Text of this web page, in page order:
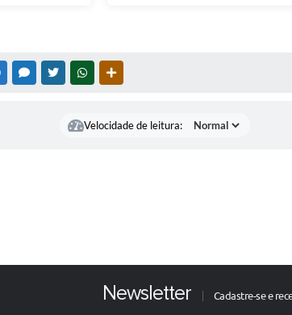
FACEBOOKMESSENGER
TWITTERWHATSAPP
Velocidade de leitura:
Newsletter Cadastre-se e